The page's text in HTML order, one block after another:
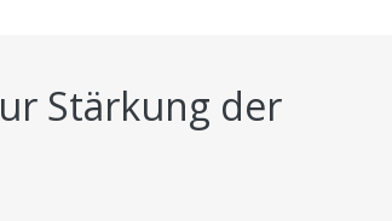
Stärkung der